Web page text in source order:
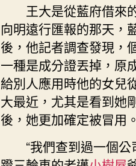
王大是從藍府借來
向明遠行匯報的那天，
後，他記者調查發現，
一種是成分證丟掉，原
給別人應用時他的女兒
大最近，尤其是看到她
後，她更加確定被冒用。
“我們查到過一個